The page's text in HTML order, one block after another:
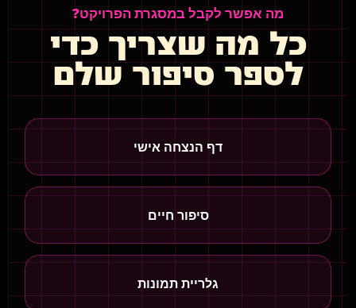
מה אפשר לקבל במסגרת הפרויקט?
כל מה שצריך כדי
לספר סיפור שלם
דף הנצחה אישי
סיפור חיים
גלריית תמונות